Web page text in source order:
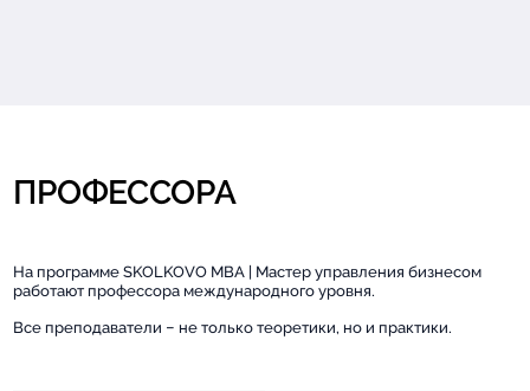
ПРОФЕССОРА
На программе SKOLKOVO MBA | Мастер управления бизнесом
работают профессора международного уровня.
Все преподаватели – не только теоретики, но и практики.